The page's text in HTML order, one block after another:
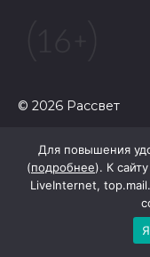
© 2026 Рассвет
Для повышения
(подробнее). К
LiveInternet,